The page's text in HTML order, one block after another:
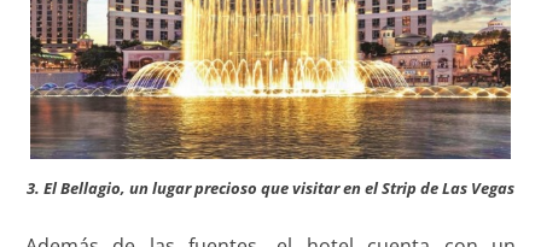
3. El Bellagio, un lugar precioso que visitar en el Strip de Las Vegas